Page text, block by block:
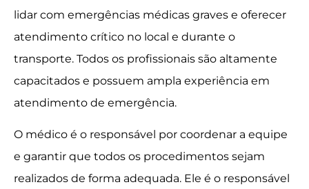
lidar com emergências médicas graves e oferecer
atendimento crítico no local e durante o
transporte. Todos os profissionais são altamente
capacitados e possuem ampla experiência em
atendimento de emergência.
O médico é o responsável por coordenar a equipe
e garantir que todos os procedimentos sejam
realizados de forma adequada. Ele é o responsável